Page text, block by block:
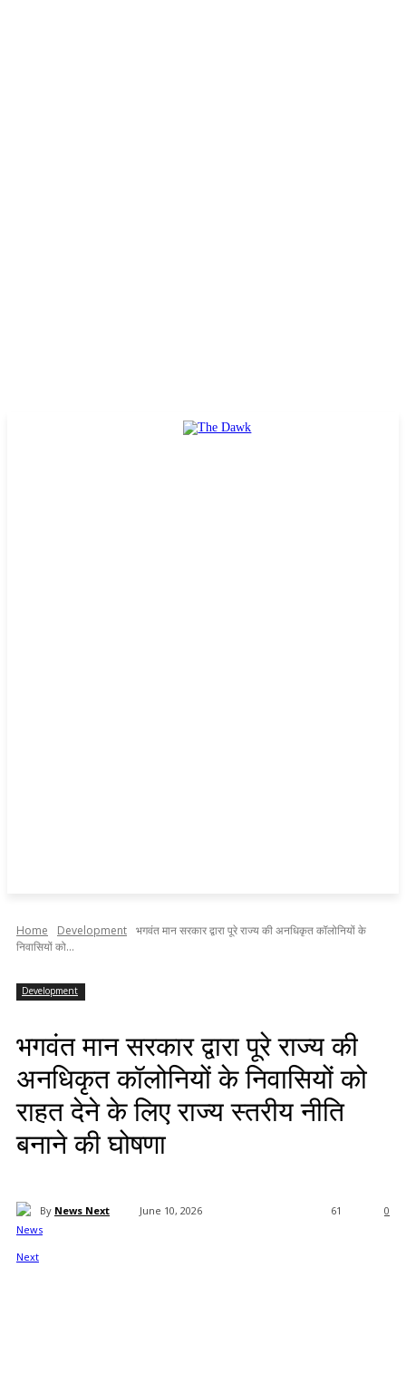
Home Development भगवंत मान सरकार द्वारा पूरे राज्य की अनधिकृत कॉलोनियों के
निवासियों को...
Development
भगवंत मान सरकार द्वारा पूरे राज्य की
अनधिकृत कॉलोनियों के निवासियों को
राहत देने के लिए राज्य स्तरीय नीति
बनाने की घोषणा
By News Next June 10, 2026 0
61